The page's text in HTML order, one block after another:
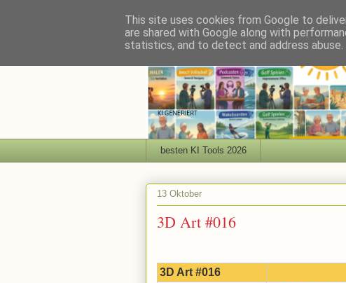
besten KI Tools 2026
13 Oktober
3D Art #016
3D Art #016
This site uses cookies from Google to
are shared with Google along with
statistics, and to detect and address abuse.